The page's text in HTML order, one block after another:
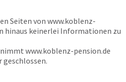
Seiten von www.koblenz-
hinaus keinerlei Informationen zu
www.koblenz-pension.de